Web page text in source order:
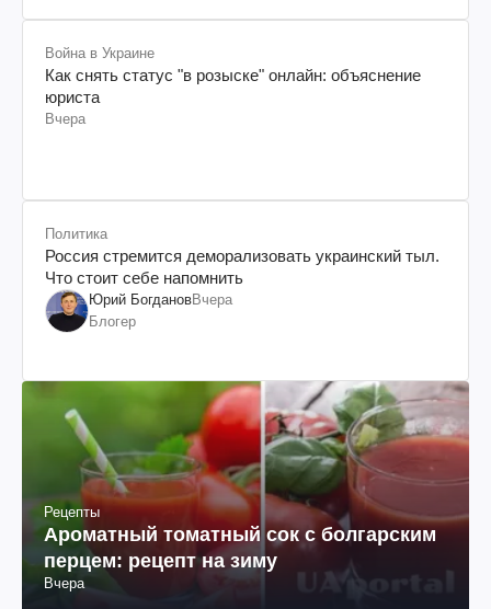
Война в Украине
Как снять статус "в розыске" онлайн: объяснение
юриста
Вчера
Политика
Россия стремится деморализовать украинский тыл.
Что стоит себе напомнить
Юрий БогдановВчера
Блогер
Рецепты
Ароматный томатный сок с болгарским
перцем: рецепт на зиму
Вчера